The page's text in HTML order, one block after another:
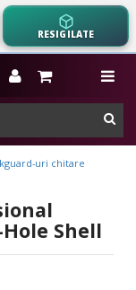
RESIGILATE
uri chitare
Shell